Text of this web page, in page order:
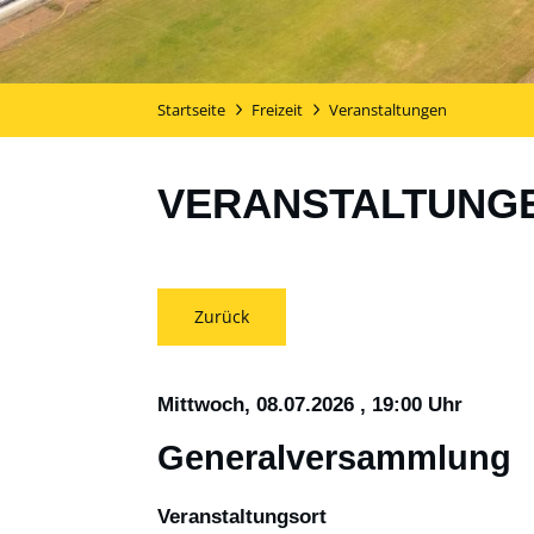
Startseite Freizeit Veranstaltungen
Zurück
Mittwoch, 08.07.2026 , 19:00 Uhr
Generalversammlung
Veranstaltungsort